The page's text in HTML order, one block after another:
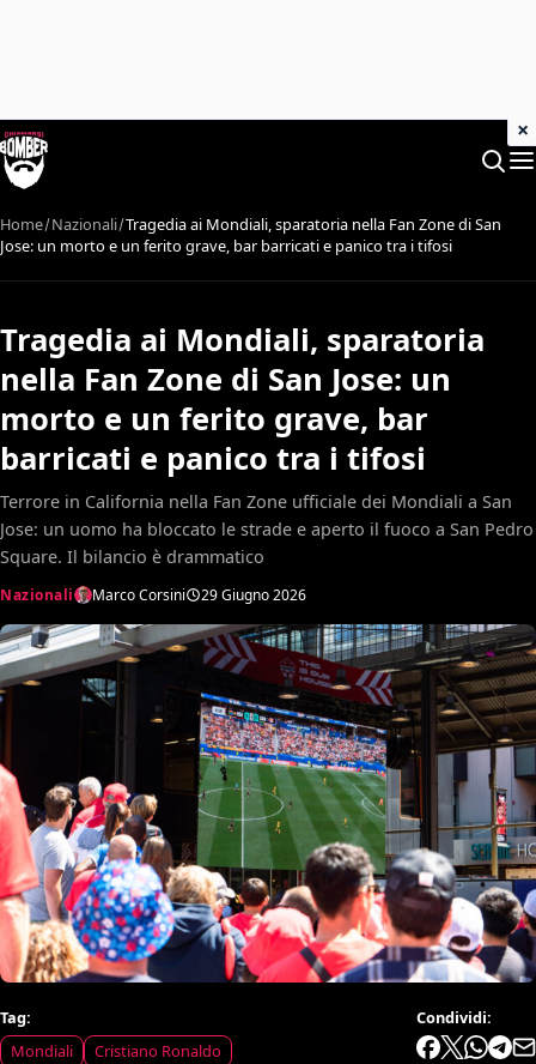
Home Nazionali Tragedia ai Mondiali, sparatoria nella Fan Zone di San
Jose: un morto e un ferito grave, bar barricati e panico tra i tifosi
Tragedia ai Mondiali, sparatoria
nella Fan Zone di San Jose: un
morto e un ferito grave, bar
barricati e panico tra i tifosi
Terrore in California nella Fan Zone ufficiale dei Mondiali a San
Jose: un uomo ha bloccato le strade e aperto il fuoco a San Pedro
Square. Il bilancio è drammatico
Nazionali Marco Corsini 29 Giugno 2026
Tag:
Mondiali
Cristiano Ronaldo
Condividi:
×